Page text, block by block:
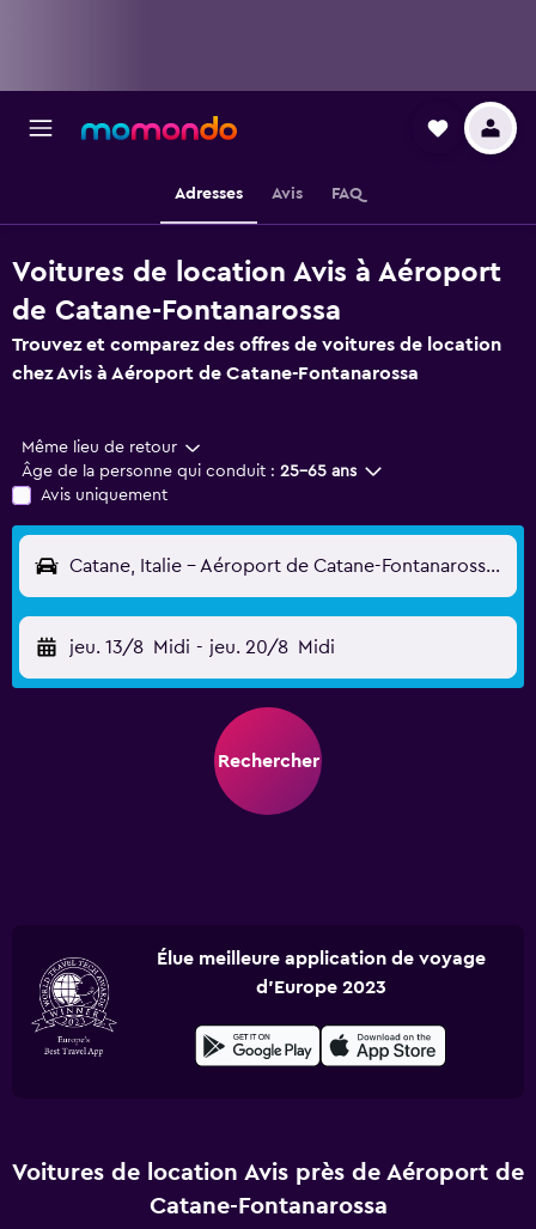
Adresses Avis FAQ
Voitures de location Avis à Aéroport
de Catane-Fontanarossa
Trouvez et comparez des offres de voitures de location
chez Avis à Aéroport de Catane-Fontanarossa
Même lieu de retour
Âge de la personne qui conduit : 25-65 ans
Avis uniquement
Catane, Italie - Aéroport de Catane-Fontanarossa (CTA)
jeu. 13/8 Midi - jeu. 20/8 Midi
Rechercher
Élue meilleure application de voyage
d'Europe 2023
Voitures de location Avis près de Aéroport de
Catane-Fontanarossa